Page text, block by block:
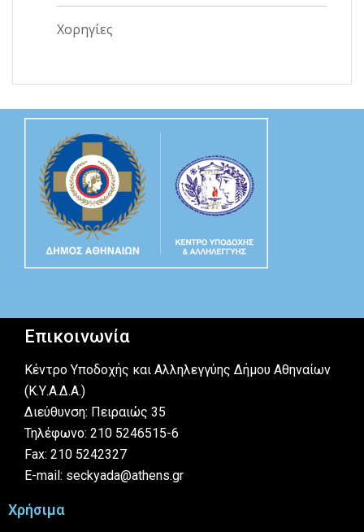
Χορηγίες
Επικοινωνία
Κέντρο Υποδοχής και Αλληλεγγύης Δήμου Αθηναίων
(Κ.Υ.Α.Δ.Α.)
Διεύθυνση: Πειραιώς 35
Τηλέφωνο: 210 5246515-6
Fax: 210 5242327
E-mail: seckyada@athens.gr
Χρήσιμα